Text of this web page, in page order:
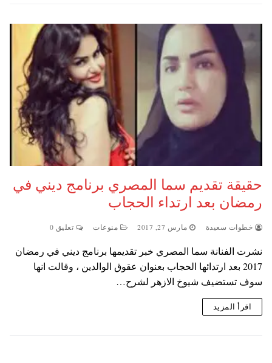
حقيقة تقديم سما المصري برنامج ديني في
رمضان بعد ارتداء الحجاب
خطوات سعيدة مارس 27, 2017 منوعات تعليق 0
نشرت الفنانة سما المصري خبر تقديمها برنامج ديني في رمضان
2017 بعد ارتدائها الحجاب بعنوان عقوق الوالدين ، وقالت انها
سوف تستضيف شيوخ الازهر لشرح…
اقرأ المزيد